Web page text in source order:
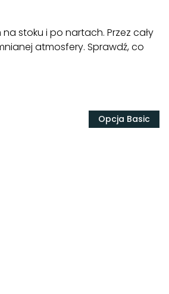
stoku i po nartach. Przez cały
atmosfery. Sprawdź, co
Opcja Basic